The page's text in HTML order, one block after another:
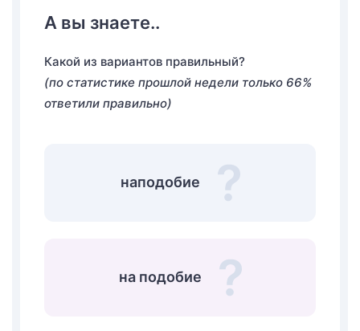
А вы знаете..
Какой из вариантов правильный?
(по статистике прошлой недели только 66%
ответили правильно)
наподобие
на подобие